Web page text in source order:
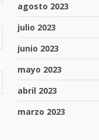
agosto 2023
julio 2023
junio 2023
mayo 2023
abril 2023
marzo 2023